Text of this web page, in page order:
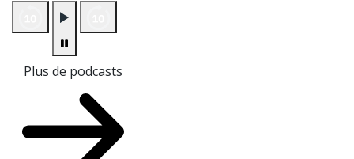
Plus de podcasts